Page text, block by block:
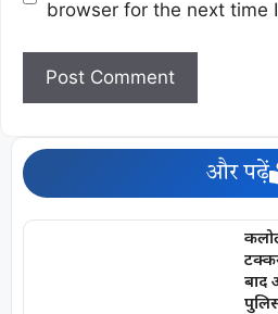
browser for the next time
और पढ़ें
बाद